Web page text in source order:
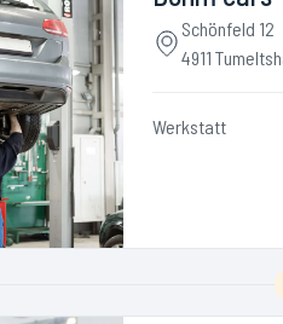
Schönfeld 12
4911
Werkstatt